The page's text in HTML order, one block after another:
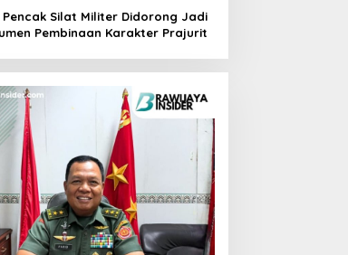
Pencak Silat Militer Didorong Jadi
Pembinaan Karakter Prajurit